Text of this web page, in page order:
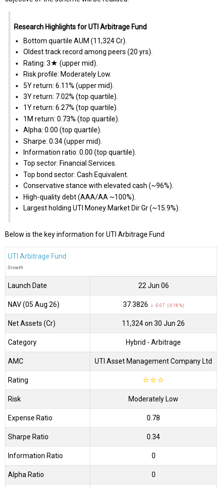
Research Highlights for UTI Arbitrage Fund
Bottom quartile AUM (₹11,324 Cr).
Oldest track record among peers (20 yrs).
Rating: 3★ (upper mid).
Risk profile: Moderately Low.
5Y return: 6.11% (upper mid).
3Y return: 7.02% (top quartile).
1Y return: 6.27% (top quartile).
1M return: 0.73% (top quartile).
Alpha: 0.00 (top quartile).
Sharpe: 0.34 (upper mid).
Information ratio: 0.00 (top quartile).
Top sector: Financial Services.
Top bond sector: Cash Equivalent.
Conservative stance with elevated cash (~96%).
High-quality debt (AAA/AA ~100%).
Largest holding UTI Money Market Dir Gr (~15.9%).
Below is the key information for UTI Arbitrage Fund
UTI Arbitrage Fund
Growth
Launch Date 22 Jun 06
NAV (05 Aug 26) ₹37.3826 ↓ -0.07 (-0.18 %)
Net Assets (Cr) ₹11,324 on 30 Jun 26
Category Hybrid - Arbitrage
AMC UTI Asset Management Company Ltd
Rating ☆☆☆
Risk Moderately Low
Expense Ratio 0.78
Sharpe Ratio 0.34
Information Ratio 0
Alpha Ratio 0